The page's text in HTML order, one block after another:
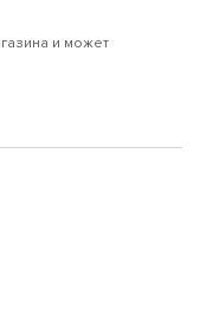
и может